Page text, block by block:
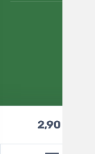
2,90